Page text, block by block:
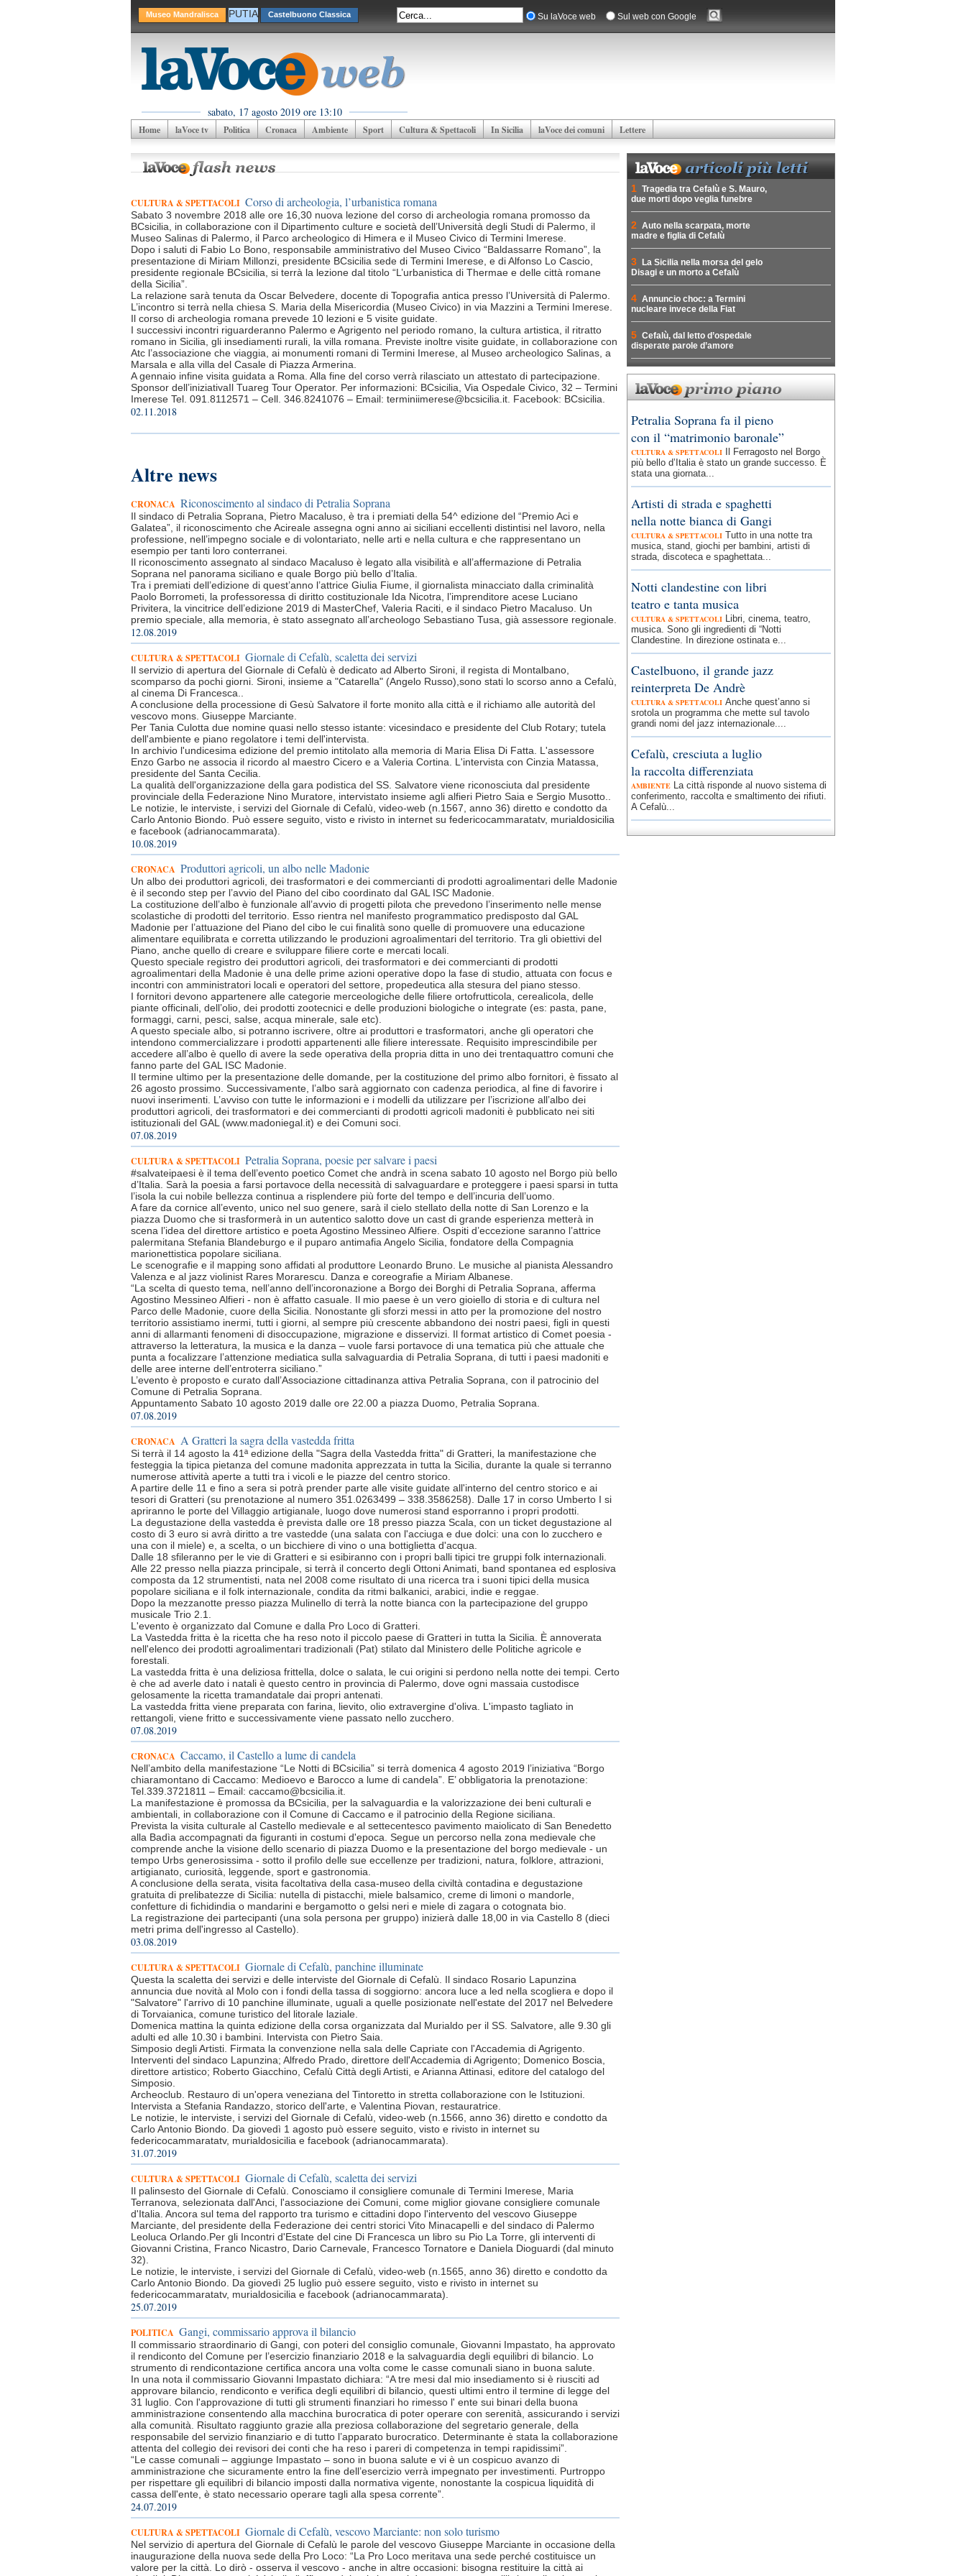
Museo Mandralisca PUTIA Castelbuono Classica Su laVoce web Sul web con Google
sabato, 17 agosto 2019 ore 13:10
Home laVoce tv Politica Cronaca Ambiente Sport Cultura & Spettacoli In Sicilia laVoce dei comuni Lettere
CULTURA & SPETTACOLI Corso di archeologia, l’urbanistica romana
Sabato 3 novembre 2018 alle ore 16,30 nuova lezione del corso di archeologia romana promosso da
BCsicilia, in collaborazione con il Dipartimento culture e società dell’Università degli Studi di Palermo, il
Museo Salinas di Palermo, il Parco archeologico di Himera e il Museo Civico di Termini Imerese.
Dopo i saluti di Fabio Lo Bono, responsabile amministrativo del Museo Civico “Baldassarre Romano”, la
presentazione di Miriam Millonzi, presidente BCsicilia sede di Termini Imerese, e di Alfonso Lo Cascio,
presidente regionale BCsicilia, si terrà la lezione dal titolo “L’urbanistica di Thermae e delle città romane
della Sicilia”.
La relazione sarà tenuta da Oscar Belvedere, docente di Topografia antica presso l’Università di Palermo.
L’incontro si terrà nella chiesa S. Maria della Misericordia (Museo Civico) in via Mazzini a Termini Imerese.
Il corso di archeologia romana prevede 10 lezioni e 5 visite guidate.
I successivi incontri riguarderanno Palermo e Agrigento nel periodo romano, la cultura artistica, il ritratto
romano in Sicilia, gli insediamenti rurali, la villa romana. Previste inoltre visite guidate, in collaborazione con
Atc l’associazione che viaggia, ai monumenti romani di Termini Imerese, al Museo archeologico Salinas, a
Marsala e alla villa del Casale di Piazza Armerina.
A gennaio infine visita guidata a Roma. Alla fine del corso verrà rilasciato un attestato di partecipazione.
Sponsor dell’iniziativaIl Tuareg Tour Operator. Per informazioni: BCsicilia, Via Ospedale Civico, 32 – Termini
Imerese Tel. 091.8112571 – Cell. 346.8241076 – Email: terminiimerese@bcsicilia.it . Facebook: BCsicilia.
02.11.2018
Altre news
CRONACA Riconoscimento al sindaco di Petralia Soprana
Il sindaco di Petralia Soprana, Pietro Macaluso, è tra i premiati della 54^ edizione del “Premio Aci e
Galatea”, il riconoscimento che Acireale assegna ogni anno ai siciliani eccellenti distintisi nel lavoro, nella
professione, nell’impegno sociale e di volontariato, nelle arti e nella cultura e che rappresentano un
esempio per tanti loro conterranei.
Il riconoscimento assegnato al sindaco Macaluso è legato alla visibilità e all’affermazione di Petralia
Soprana nel panorama siciliano e quale Borgo più bello d’Italia.
Tra i premiati dell’edizione di quest’anno l’attrice Giulia Fiume, il giornalista minacciato dalla criminalità
Paolo Borrometi, la professoressa di diritto costituzionale Ida Nicotra, l’imprenditore acese Luciano
Privitera, la vincitrice dell’edizione 2019 di MasterChef, Valeria Raciti, e il sindaco Pietro Macaluso. Un
premio speciale, alla memoria, è stato assegnato all’archeologo Sebastiano Tusa, già assessore regionale.
12.08.2019
CULTURA & SPETTACOLI Giornale di Cefalù, scaletta dei servizi
Il servizio di apertura del Giornale di Cefalù è dedicato ad Alberto Sironi, il regista di Montalbano,
scomparso da pochi giorni. Sironi, insieme a "Catarella" (Angelo Russo),sono stati lo scorso anno a Cefalù,
al cinema Di Francesca..
A conclusione della processione di Gesù Salvatore il forte monito alla città e il richiamo alle autorità del
vescovo mons. Giuseppe Marciante.
Per Tania Culotta due nomine quasi nello stesso istante: vicesindaco e presidente del Club Rotary; tutela
dell'ambiente e piano regolatore i temi dell'intervista.
In archivio l'undicesima edizione del premio intitolato alla memoria di Maria Elisa Di Fatta. L'assessore
Enzo Garbo ne associa il ricordo al maestro Cicero e a Valeria Cortina. L'intervista con Cinzia Matassa,
presidente del Santa Cecilia.
La qualità dell'organizzazione della gara podistica del SS. Salvatore viene riconosciuta dal presidente
provinciale della Federazione Nino Muratore, intervistato insieme agli alfieri Pietro Saia e Sergio Musotto..
Le notizie, le interviste, i servizi del Giornale di Cefalù, video-web (n.1567, anno 36) diretto e condotto da
Carlo Antonio Biondo. Può essere seguito, visto e rivisto in internet su federicocammaratatv, murialdosicilia
e facebook (adrianocammarata).
10.08.2019
CRONACA Produttori agricoli, un albo nelle Madonie
Un albo dei produttori agricoli, dei trasformatori e dei commercianti di prodotti agroalimentari delle Madonie
è il secondo step per l’avvio del Piano del cibo coordinato dal GAL ISC Madonie.
La costituzione dell’albo è funzionale all’avvio di progetti pilota che prevedono l’inserimento nelle mense
scolastiche di prodotti del territorio. Esso rientra nel manifesto programmatico predisposto dal GAL
Madonie per l’attuazione del Piano del cibo le cui finalità sono quelle di promuovere una educazione
alimentare equilibrata e corretta utilizzando le produzioni agroalimentari del territorio. Tra gli obiettivi del
Piano, anche quello di creare e sviluppare filiere corte e mercati locali.
Questo speciale registro dei produttori agricoli, dei trasformatori e dei commercianti di prodotti
agroalimentari della Madonie è una delle prime azioni operative dopo la fase di studio, attuata con focus e
incontri con amministratori locali e operatori del settore, propedeutica alla stesura del piano stesso.
I fornitori devono appartenere alle categorie merceologiche delle filiere ortofrutticola, cerealicola, delle
piante officinali, dell’olio, dei prodotti zootecnici e delle produzioni biologiche o integrate (es: pasta, pane,
formaggi, carni, pesci, salse, acqua minerale, sale etc).
A questo speciale albo, si potranno iscrivere, oltre ai produttori e trasformatori, anche gli operatori che
intendono commercializzare i prodotti appartenenti alle filiere interessate. Requisito imprescindibile per
accedere all’albo è quello di avere la sede operativa della propria ditta in uno dei trentaquattro comuni che
fanno parte del GAL ISC Madonie.
Il termine ultimo per la presentazione delle domande, per la costituzione del primo albo fornitori, è fissato al
26 agosto prossimo. Successivamente, l’albo sarà aggiornato con cadenza periodica, al fine di favorire i
nuovi inserimenti. L’avviso con tutte le informazioni e i modelli da utilizzare per l’iscrizione all’albo dei
produttori agricoli, dei trasformatori e dei commercianti di prodotti agricoli madoniti è pubblicato nei siti
istituzionali del GAL (www.madoniegal.it) e dei Comuni soci.
07.08.2019
CULTURA & SPETTACOLI Petralia Soprana, poesie per salvare i paesi
#salvateipaesi è il tema dell’evento poetico Comet che andrà in scena sabato 10 agosto nel Borgo più bello
d’Italia. Sarà la poesia a farsi portavoce della necessità di salvaguardare e proteggere i paesi sparsi in tutta
l’isola la cui nobile bellezza continua a risplendere più forte del tempo e dell’incuria dell’uomo.
A fare da cornice all’evento, unico nel suo genere, sarà il cielo stellato della notte di San Lorenzo e la
piazza Duomo che si trasformerà in un autentico salotto dove un cast di grande esperienza metterà in
scena l’idea del direttore artistico e poeta Agostino Messineo Alfiere. Ospiti d’eccezione saranno l’attrice
palermitana Stefania Blandeburgo e il puparo antimafia Angelo Sicilia, fondatore della Compagnia
marionettistica popolare siciliana.
Le scenografie e il mapping sono affidati al produttore Leonardo Bruno. Le musiche al pianista Alessandro
Valenza e al jazz violinist Rares Morarescu. Danza e coreografie a Miriam Albanese.
“La scelta di questo tema, nell’anno dell’incoronazione a Borgo dei Borghi di Petralia Soprana, afferma
Agostino Messineo Alfieri - non è affatto casuale. Il mio paese è un vero gioiello di storia e di cultura nel
Parco delle Madonie, cuore della Sicilia. Nonostante gli sforzi messi in atto per la promozione del nostro
territorio assistiamo inermi, tutti i giorni, al sempre più crescente abbandono dei nostri paesi, figli in questi
anni di allarmanti fenomeni di disoccupazione, migrazione e disservizi. Il format artistico di Comet poesia -
attraverso la letteratura, la musica e la danza – vuole farsi portavoce di una tematica più che attuale che
punta a focalizzare l’attenzione mediatica sulla salvaguardia di Petralia Soprana, di tutti i paesi madoniti e
delle aree interne dell’entroterra siciliano.”
L’evento è proposto e curato dall’Associazione cittadinanza attiva Petralia Soprana, con il patrocinio del
Comune di Petralia Soprana.
Appuntamento Sabato 10 agosto 2019 dalle ore 22.00 a piazza Duomo, Petralia Soprana.
07.08.2019
CRONACA A Gratteri la sagra della vastedda fritta
Si terrà il 14 agosto la 41ª edizione della "Sagra della Vastedda fritta" di Gratteri, la manifestazione che
festeggia la tipica pietanza del comune madonita apprezzata in tutta la Sicilia, durante la quale si terranno
numerose attività aperte a tutti tra i vicoli e le piazze del centro storico.
A partire delle 11 e fino a sera si potrà prender parte alle visite guidate all'interno del centro storico e ai
tesori di Gratteri (su prenotazione al numero 351.0263499 – 338.3586258). Dalle 17 in corso Umberto I si
apriranno le porte del Villaggio artigianale, luogo dove numerosi stand esporranno i propri prodotti.
La degustazione della vastedda è prevista dalle ore 18 presso piazza Scala, con un ticket degustazione al
costo di 3 euro si avrà diritto a tre vastedde (una salata con l'acciuga e due dolci: una con lo zucchero e
una con il miele) e, a scelta, o un bicchiere di vino o una bottiglietta d'acqua.
Dalle 18 sfileranno per le vie di Gratteri e si esibiranno con i propri balli tipici tre gruppi folk internazionali.
Alle 22 presso nella piazza principale, si terrà il concerto degli Ottoni Animati, band spontanea ed esplosiva
composta da 12 strumentisti, nata nel 2008 come risultato di una ricerca tra i suoni tipici della musica
popolare siciliana e il folk internazionale, condita da ritmi balkanici, arabici, indie e reggae.
Dopo la mezzanotte presso piazza Mulinello di terrà la notte bianca con la partecipazione del gruppo
musicale Trio 2.1.
L'evento è organizzato dal Comune e dalla Pro Loco di Gratteri.
La Vastedda fritta è la ricetta che ha reso noto il piccolo paese di Gratteri in tutta la Sicilia. È annoverata
nell'elenco dei prodotti agroalimentari tradizionali (Pat) stilato dal Ministero delle Politiche agricole e
forestali.
La vastedda fritta è una deliziosa frittella, dolce o salata, le cui origini si perdono nella notte dei tempi. Certo
è che ad averle dato i natali è questo centro in provincia di Palermo, dove ogni massaia custodisce
gelosamente la ricetta tramandatale dai propri antenati.
La vastedda fritta viene preparata con farina, lievito, olio extravergine d'oliva. L'impasto tagliato in
rettangoli, viene fritto e successivamente viene passato nello zucchero.
07.08.2019
CRONACA Caccamo, il Castello a lume di candela
Nell’ambito della manifestazione “Le Notti di BCsicilia” si terrà domenica 4 agosto 2019 l’iniziativa “Borgo
chiaramontano di Caccamo: Medioevo e Barocco a lume di candela”. E’ obbligatoria la prenotazione:
Tel.339.3721811 – Email: caccamo@bcsicilia.it
La manifestazione è promossa da BCsicilia, per la salvaguardia e la valorizzazione dei beni culturali e
ambientali, in collaborazione con il Comune di Caccamo e il patrocinio della Regione siciliana.
Prevista la visita culturale al Castello medievale e al settecentesco pavimento maiolicato di San Benedetto
alla Badìa accompagnati da figuranti in costumi d'epoca. Segue un percorso nella zona medievale che
comprende anche la visione dello scenario di piazza Duomo e la presentazione del borgo medievale - un
tempo Urbs generosissima - sotto il profilo delle sue eccellenze per tradizioni, natura, folklore, attrazioni,
artigianato, curiosità, leggende, sport e gastronomia.
A conclusione della serata, visita facoltativa della casa-museo della civiltà contadina e degustazione
gratuita di prelibatezze di Sicilia: nutella di pistacchi, miele balsamico, creme di limoni o mandorle,
confetture di fichidindia o mandarini e bergamotto o gelsi neri e miele di zagara o cotognata bio.
La registrazione dei partecipanti (una sola persona per gruppo) inizierà dalle 18,00 in via Castello 8 (dieci
metri prima dell'ingresso al Castello).
03.08.2019
CULTURA & SPETTACOLI Giornale di Cefalù, panchine illuminate
Questa la scaletta dei servizi e delle interviste del Giornale di Cefalù. Il sindaco Rosario Lapunzina
annuncia due novità al Molo con i fondi della tassa di soggiorno: ancora luce a led nella scogliera e dopo il
"Salvatore" l'arrivo di 10 panchine illuminate, uguali a quelle posizionate nell'estate del 2017 nel Belvedere
di Torvaianica, comune turistico del litorale laziale.
Domenica mattina la quinta edizione della corsa organizzata dal Murialdo per il SS. Salvatore, alle 9.30 gli
adulti ed alle 10.30 i bambini. Intervista con Pietro Saia.
Simposio degli Artisti. Firmata la convenzione nella sala delle Capriate con l'Accademia di Agrigento.
Interventi del sindaco Lapunzina; Alfredo Prado, direttore dell'Accademia di Agrigento; Domenico Boscia,
direttore artistico; Roberto Giacchino, Cefalù Città degli Artisti, e Arianna Attinasi, editore del catalogo del
Simposio.
Archeoclub. Restauro di un'opera veneziana del Tintoretto in stretta collaborazione con le Istituzioni.
Intervista a Stefania Randazzo, storico dell'arte, e Valentina Piovan, restauratrice.
Le notizie, le interviste, i servizi del Giornale di Cefalù, video-web (n.1566, anno 36) diretto e condotto da
Carlo Antonio Biondo. Da giovedì 1 agosto può essere seguito, visto e rivisto in internet su
federicocammaratatv, murialdosicilia e facebook (adrianocammarata).
31.07.2019
CULTURA & SPETTACOLI Giornale di Cefalù, scaletta dei servizi
Il palinsesto del Giornale di Cefalù. Conosciamo il consigliere comunale di Termini Imerese, Maria
Terranova, selezionata dall'Anci, l'associazione dei Comuni, come miglior giovane consigliere comunale
d'Italia. Ancora sul tema del rapporto tra turismo e cittadini dopo l'intervento del vescovo Giuseppe
Marciante, del presidente della Federazione dei centri storici Vito Minacapelli e del sindaco di Palermo
Leoluca Orlando.Per gli Incontri d'Estate del cine Di Francesca un libro su Pio La Torre, gli interventi di
Giovanni Cristina, Franco Nicastro, Dario Carnevale, Francesco Tornatore e Daniela Dioguardi (dal minuto
32).
Le notizie, le interviste, i servizi del Giornale di Cefalù, video-web (n.1565, anno 36) diretto e condotto da
Carlo Antonio Biondo. Da giovedì 25 luglio può essere seguito, visto e rivisto in internet su
federicocammaratatv, murialdosicilia e facebook (adrianocammarata).
25.07.2019
POLITICA Gangi, commissario approva il bilancio
Il commissario straordinario di Gangi, con poteri del consiglio comunale, Giovanni Impastato, ha approvato
il rendiconto del Comune per l’esercizio finanziario 2018 e la salvaguardia degli equilibri di bilancio. Lo
strumento di rendicontazione certifica ancora una volta come le casse comunali siano in buona salute.
In una nota il commissario Giovanni Impastato dichiara: “A tre mesi dal mio insediamento si è riusciti ad
approvare bilancio, rendiconto e verifica degli equilibri di bilancio, questi ultimi entro il termine di legge del
31 luglio. Con l'approvazione di tutti gli strumenti finanziari ho rimesso l' ente sui binari della buona
amministrazione consentendo alla macchina burocratica di poter operare con serenità, assicurando i servizi
alla comunità. Risultato raggiunto grazie alla preziosa collaborazione del segretario generale, della
responsabile del servizio finanziario e di tutto l’apparato burocratico. Determinante è stata la collaborazione
attenta del collegio dei revisori dei conti che ha reso i pareri di competenza in tempi rapidissimi”.
“Le casse comunali – aggiunge Impastato – sono in buona salute e vi è un cospicuo avanzo di
amministrazione che sicuramente entro la fine dell’esercizio verrà impegnato per investimenti. Purtroppo
per rispettare gli equilibri di bilancio imposti dalla normativa vigente, nonostante la cospicua liquidità di
cassa dell'ente, è stato necessario operare tagli alla spesa corrente”.
24.07.2019
CULTURA & SPETTACOLI Giornale di Cefalù, vescovo Marciante: non solo turismo
Nel servizio di apertura del Giornale di Cefalù le parole del vescovo Giuseppe Marciante in occasione della
inaugurazione della nuova sede della Pro Loco: “La Pro Loco meritava una sede perché costituisce un
valore per la città. Lo dirò - osserva il vescovo - anche in altre occasioni: bisogna restituire la città ai
1 Tragedia tra Cefalù e S. Mauro,
due morti dopo veglia funebre
2 Auto nella scarpata, morte
madre e figlia di Cefalù
3
La Sicilia nella morsa del gelo
Disagi e un morto a Cefalù
4 Annuncio choc: a Termini
nucleare invece della Fiat
5 Cefalù, dal letto d’ospedale
disperate parole d’amore
Petralia Soprana fa il pieno
con il “matrimonio baronale”
CULTURA & SPETTACOLI
Il Ferragosto nel Borgo
più bello d’Italia è stato un grande successo. È
stata una giornata...
Artisti di strada e spaghetti
nella notte bianca di Gangi
CULTURA & SPETTACOLI Tutto in una notte tra
musica, stand, giochi per bambini, artisti di
strada, discoteca e spaghettata...
Notti clandestine con libri
teatro e tanta musica
CULTURA & SPETTACOLI Libri, cinema, teatro,
musica. Sono gli ingredienti di “Notti
Clandestine. In direzione ostinata e...
Castelbuono, il grande jazz
reinterpreta De Andrè
CULTURA & SPETTACOLI Anche quest’anno si
srotola un programma che mette sul tavolo
grandi nomi del jazz internazionale....
Cefalù, cresciuta a luglio
la raccolta differenziata
AMBIENTE La città risponde al nuovo sistema di
conferimento, raccolta e smaltimento dei rifiuti.
A Cefalù...